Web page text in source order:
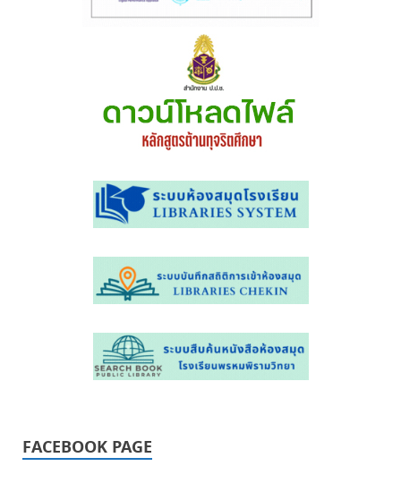
FACEBOOK PAGE